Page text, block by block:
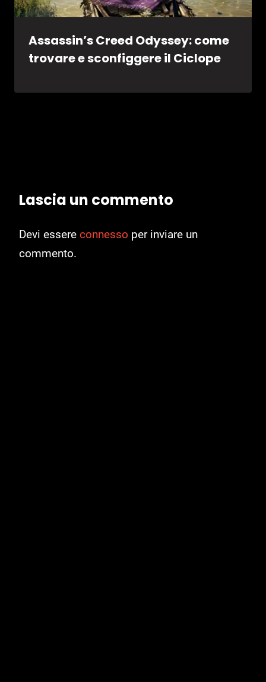
Assassin’s Creed Odyssey: come
trovare e sconfiggere il Ciclope
Lascia un commento
Devi essere connesso per inviare un
commento.